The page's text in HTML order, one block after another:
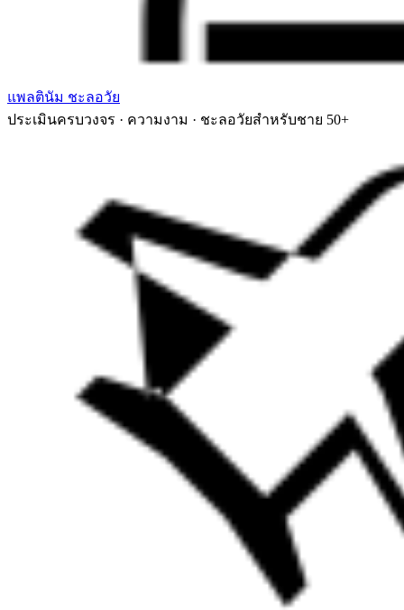
แพลตินัม ชะลอวัย
ประเมินครบวงจร · ความงาม · ชะลอวัยสำหรับชาย 50+